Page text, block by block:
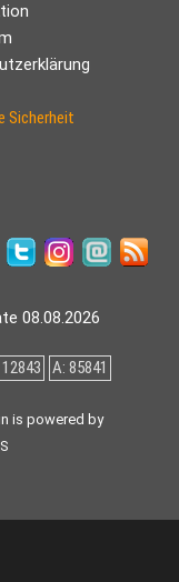
08.08.2026
12843 A: 85841
is powered by